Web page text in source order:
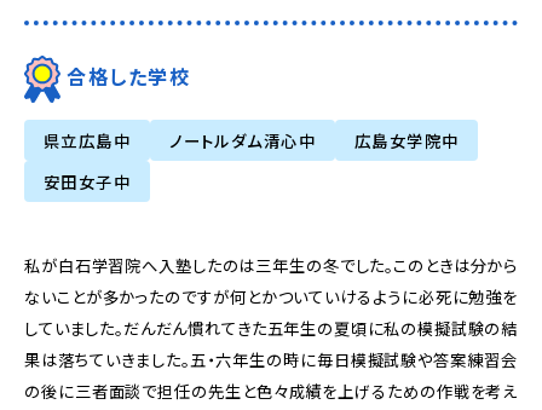
合格した学校
県立広島中 ノートルダム清心中
広島女学院中
安田女子中
私が白石学習院へ入塾したのは三年生の冬でした。このときは分から
ないことが多かったのですが何とかついていけるように必死に勉強を
していました。だんだん慣れてきた五年生の夏頃に私の模擬試験の結
果は落ちていきました。五・六年生の時に毎日模擬試験や答案練習会
の後に三者面談で担任の先生と色々成績を上げるための作戦を考え